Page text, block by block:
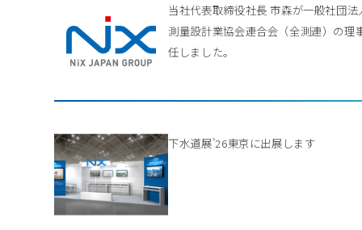
当社代表取締役社長 市森が一般社団法
測量設計業協会連合会（全測連）の理
任しました。
下水道展’26東京に出展します